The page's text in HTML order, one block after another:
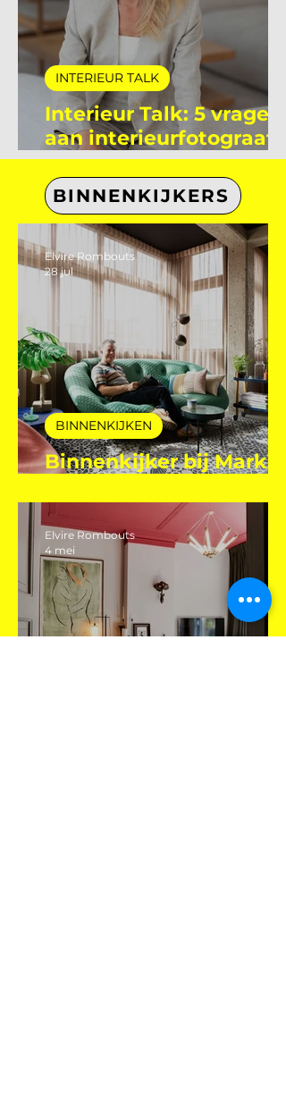
Interieur Talk: 5 vragen
aan interieurfotograaf
Eefje Lammers
INTERIEUR TALK
BINNENKIJKERS
Binnenkijker bij Mark
Mutsaers
BINNENKIJKEN
Elvire Rombouts
Elvire Rombouts
4 mei